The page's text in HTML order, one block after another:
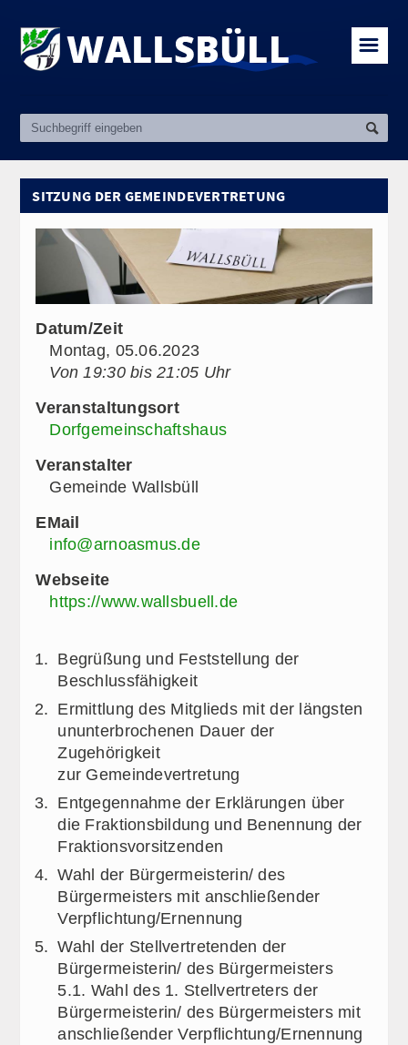
☰
SITZUNG DER GEMEINDEVERTRETUNG
Datum/Zeit
Montag, 05.06.2023
Von 19:30 bis 21:05 Uhr
Veranstaltungsort
Dorfgemeinschaftshaus
Veranstalter
Gemeinde Wallsbüll
EMail
info@arnoasmus.de
Webseite
https://www.wallsbuell.de
Begrüßung und Feststellung der
Beschlussfähigkeit
Ermittlung des Mitglieds mit der längsten
ununterbrochenen Dauer der
Zugehörigkeit
zur Gemeindevertretung
Entgegennahme der Erklärungen über
die Fraktionsbildung und Benennung der
Fraktionsvorsitzenden
Wahl der Bürgermeisterin/ des
Bürgermeisters mit anschließender
Verpflichtung/Ernennung
Wahl der Stellvertretenden der
Bürgermeisterin/ des Bürgermeisters
5.1. Wahl des 1. Stellvertreters der
Bürgermeisterin/ des Bürgermeisters mit
anschließender Verpflichtung/Ernennung